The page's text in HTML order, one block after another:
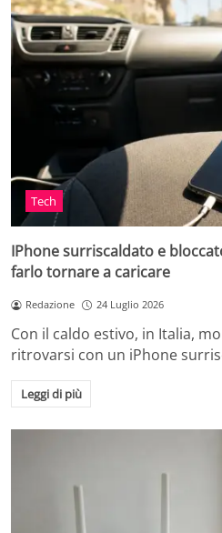
Tech
IPhone surriscaldato e
farlo tornare a caricare
Redazione 24 Luglio 2026
Con il caldo estivo, in Italia,
ritrovarsi con un iPhone
Leggi di più